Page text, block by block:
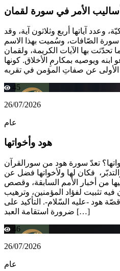
أساليب الأمر في سورة لقمان
آياتها أربع وثلاثون آية، وقد
سورة الصّافات، وسُميت بهذا الاسم
بها الآيات الكريمة، ولقمان
ويوصيه بمكارمِ الأخلاق. كونها
45
26/07/2026
عام
هود وأخواتها
تعدّ سورة هود من سورالقرآن
فكان لها ولأخواتها فضل عن
من أخبار الأمم السابقة، وقصص
تثبيت لفؤاد المؤمنين، وترهيب
قصّة هود -عليه السّلام-. التأكيد على
ضرورة استقامة العبد […]
46
26/07/2026
عام